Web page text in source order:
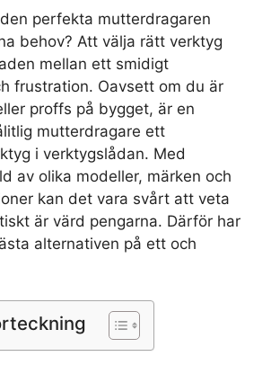
perfekta mutterdragaren
behov? Att välja rätt verktyg
mellan ett smidigt
frustration. Oavsett om du är
proffs på bygget, är en
mutterdragare ett
i verktygslådan. Med
av olika modeller, märken och
kan det vara svårt att veta
är värd pengarna. Därför har
alternativen på ett och